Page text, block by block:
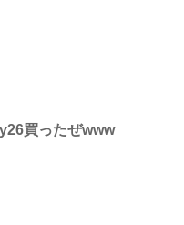
買ったぜwww